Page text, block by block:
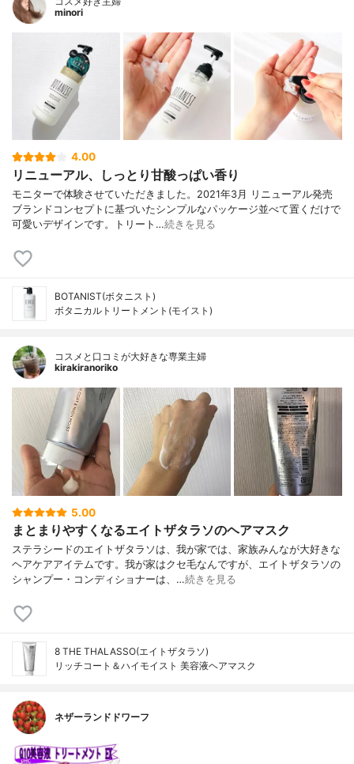
minori
4.00
リニューアル、しっとり甘酸っぱい香り
モニターで体験させていただきました。2021年3月 リニューアル発売
ブランドコンセプトに基づいたシンプルなパッケージ並べて置くだけで
可愛いデザインです。トリート…続きを見る
BOTANIST(ボタニスト)
ボタニカルトリートメント(モイスト)
コスメと口コミが大好きな専業主婦
kirakiranoriko
5.00
まとまりやすくなるエイトザタラソのヘアマスク
ステラシードのエイトザタラソは、我が家では、家族みんなが大好きな
ヘアケアアイテムです。我が家はクセ毛なんですが、エイトザタラソの
シャンプー・コンディショナーは、…続きを見る
8 THE THALASSO(エイトザタラソ)
リッチコート＆ハイモイスト 美容液ヘアマスク
ネザーランドドワーフ